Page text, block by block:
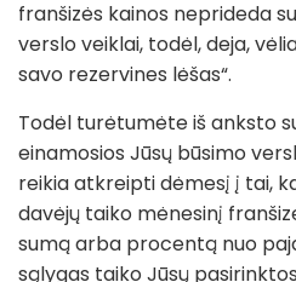
franšizės kainos neprideda
verslo veiklai, todėl, deja,
savo rezervines lėšas“.
Todėl turėtumėte iš anksto
einamosios Jūsų būsimo
reikia atkreipti dėmesį į tai,
davėjų taiko mėnesinį
sumą arba procentą nuo
sąlygas taiko Jūsų